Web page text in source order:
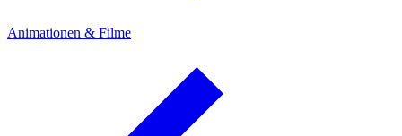
Animationen & Filme